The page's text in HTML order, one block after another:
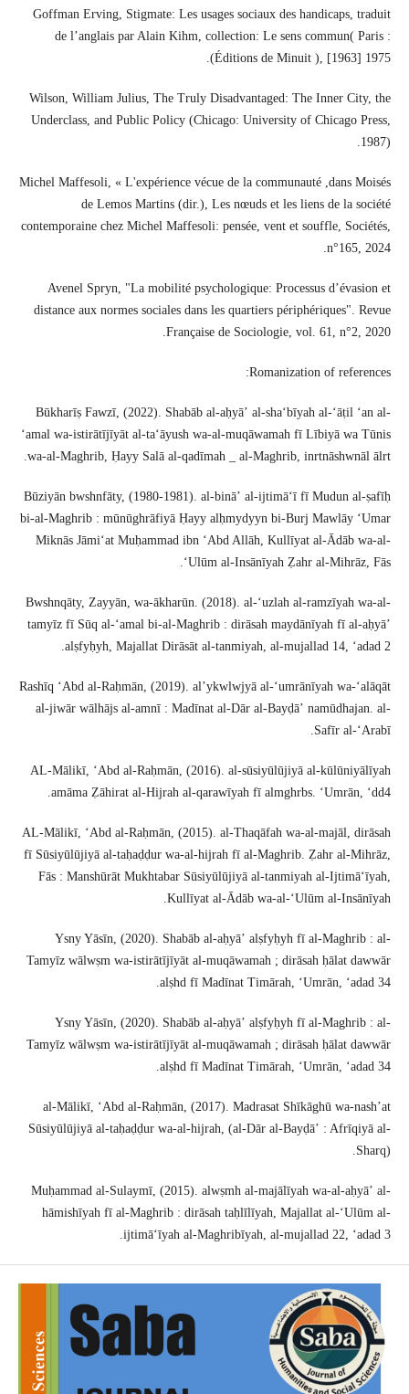
Goffman Erving, Stigmate: Les usages sociaux des handicaps, traduit
de l’anglais par Alain Kihm, collection: Le sens commun( Paris :
Éditions de Minuit ), [1963] 1975).
Wilson, William Julius, The Truly Disadvantaged: The Inner City, the
Underclass, and Public Policy (Chicago: University of Chicago Press,
1987).
Michel Maffesoli, « L'expérience vécue de la communauté ,dans Moisés
de Lemos Martins (dir.), Les nœuds et les liens de la société
contemporaine chez Michel Maffesoli: pensée, vent et souffle, Sociétés,
n°165, 2024.
Avenel Spryn, "La mobilité psychologique: Processus d’évasion et
distance aux normes sociales dans les quartiers périphériques". Revue
Française de Sociologie, vol. 61, n°2, 2020.
Romanization of references:
Būkharīṣ Fawzī, (2022). Shabāb al-aḥyāʼ al-shaʻbīyah al-ʻāṭil ʻan al-
ʻamal wa-istirātījīyāt al-taʻāyush wa-al-muqāwamah fī Lībiyā wa Tūnis
wa-al-Maghrib, Ḥayy Salā al-qadīmah _ al-Maghrib, inrtnāshwnāl ālrt.
Būziyān bwshnfāty, (1980-1981). al-bināʼ al-ijtimāʻī fī Mudun al-ṣafīḥ
bi-al-Maghrib : mūnūghrāfiyā Ḥayy alḥmydyyn bi-Burj Mawlāy ʻUmar
Miknās Jāmiʻat Muḥammad ibn ʻAbd Allāh, Kullīyat al-Ādāb wa-al-
ʻUlūm al-Insānīyah Ẓahr al-Mihrāz, Fās.
Bwshnqāty, Zayyān, wa-ākharūn. (2018). al-ʻuzlah al-ramzīyah wa-al-
tamyīz fī Sūq al-ʻamal bi-al-Maghrib : dirāsah maydānīyah fī al-aḥyāʼ
alṣfyḥyh, Majallat Dirāsāt al-tanmiyah, al-mujallad 14, ʻadad 2.
Rashīq ʻAbd al-Raḥmān, (2019). alʼykwlwjyā al-ʻumrānīyah wa-ʻalāqāt
al-jiwār wālhājs al-amnī : Madīnat al-Dār al-Bayḍāʼ namūdhajan. al-
Safīr al-ʻArabī.
AL-Mālikī, ʻAbd al-Raḥmān, (2016). al-sūsiyūlūjiyā al-kūlūniyālīyah
amāma Ẓāhirat al-Hijrah al-qarawīyah fī almghrbs. ʻUmrān, ʻdd4.
AL-Mālikī, ʻAbd al-Raḥmān, (2015). al-Thaqāfah wa-al-majāl, dirāsah
fī Sūsiyūlūjiyā al-taḥaḍḍur wa-al-hijrah fī al-Maghrib. Ẓahr al-Mihrāz,
Fās : Manshūrāt Mukhtabar Sūsiyūlūjiyā al-tanmiyah al-Ijtimāʻīyah,
Kullīyat al-Ādāb wa-al-ʻUlūm al-Insānīyah.
Ysny Yāsīn, (2020). Shabāb al-aḥyāʼ alṣfyḥyh fī al-Maghrib : al-
Tamyīz wālwṣm wa-istirātījīyāt al-muqāwamah ; dirāsah ḥālat dawwār
alṣhd fī Madīnat Timārah, ʻUmrān, ʻadad 34.
Ysny Yāsīn, (2020). Shabāb al-aḥyāʼ alṣfyḥyh fī al-Maghrib : al-
Tamyīz wālwṣm wa-istirātījīyāt al-muqāwamah ; dirāsah ḥālat dawwār
alṣhd fī Madīnat Timārah, ʻUmrān, ʻadad 34.
al-Mālikī, ʻAbd al-Raḥmān, (2017). Madrasat Shīkāghū wa-nashʼat
Sūsiyūlūjiyā al-taḥaḍḍur wa-al-hijrah, (al-Dār al-Bayḍāʼ : Afrīqiyā al-
Sharq).
Muḥammad al-Sulaymī, (2015). alwṣmh al-majālīyah wa-al-aḥyāʼ al-
hāmishīyah fī al-Maghrib : dirāsah taḥlīlīyah, Majallat al-ʻUlūm al-
ijtimāʻīyah al-Maghribīyah, al-mujallad 22, ʻadad 3.